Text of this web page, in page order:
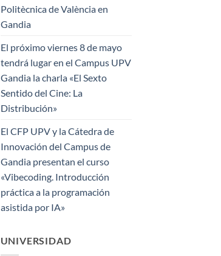
Politècnica de València en
Gandia
El próximo viernes 8 de mayo
tendrá lugar en el Campus UPV
Gandia la charla «El Sexto
Sentido del Cine: La
Distribución»
El CFP UPV y la Cátedra de
Innovación del Campus de
Gandia presentan el curso
«Vibecoding. Introducción
práctica a la programación
asistida por IA»
UNIVERSIDAD